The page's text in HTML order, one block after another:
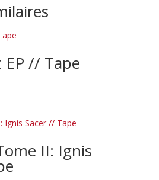
EP // Tape
II: Ignis